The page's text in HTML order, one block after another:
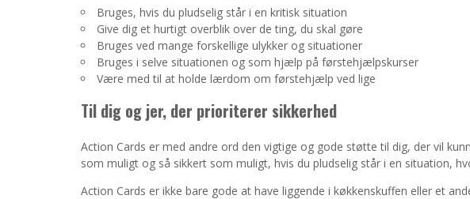
Bruges, hvis du pludselig står i en kritisk situation
Give dig et hurtigt overblik over de ting, du skal gøre
Bruges ved mange forskellige ulykker og situationer
Bruges i selve situationen og som hjælp på førstehjælpskurser
Være med til at holde lærdom om førstehjælp ved lige
Til dig og jer, der prioriterer sikkerhed
Action Cards er med andre ord den vigtige og gode støtte til dig, der vil
som muligt og så sikkert som muligt, hvis du pludselig står i en situation,
Action Cards er ikke bare gode at have liggende i køkkenskuffen eller et